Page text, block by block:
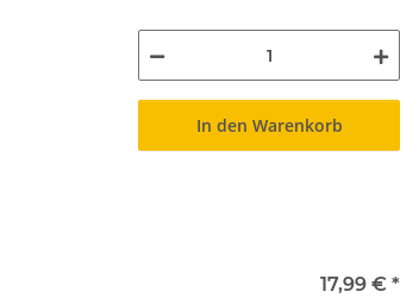
In den Warenkorb
17,99 € *